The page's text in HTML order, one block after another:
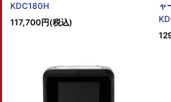
KDC180H
117,700円(税込)
ャ